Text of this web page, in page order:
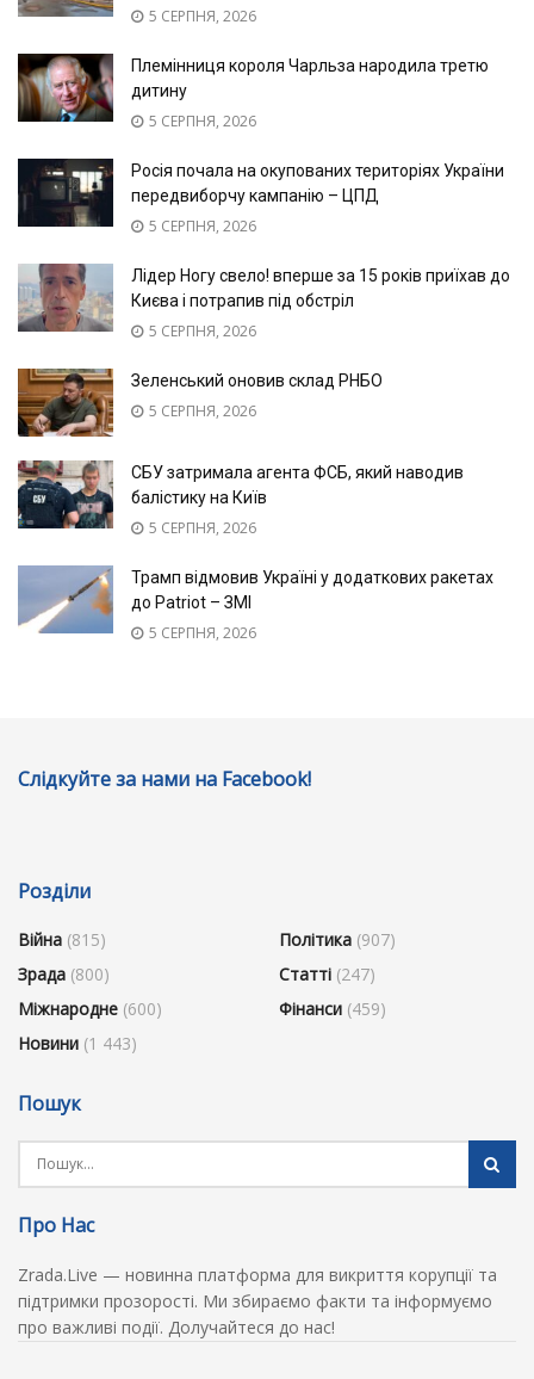
5 СЕРПНЯ, 2026
Племінниця короля Чарльза народила третю
дитину
5 СЕРПНЯ, 2026
Росія почала на окупованих територіях України
передвиборчу кампанію – ЦПД
5 СЕРПНЯ, 2026
Лідер Ногу свело! вперше за 15 років приїхав до
Києва і потрапив під обстріл
5 СЕРПНЯ, 2026
Зеленський оновив склад РНБО
5 СЕРПНЯ, 2026
СБУ затримала агента ФСБ, який наводив
балістику на Київ
5 СЕРПНЯ, 2026
Трамп відмовив Україні у додаткових ракетах
до Patriot – ЗМІ
5 СЕРПНЯ, 2026
Слідкуйте за нами на Facebook!
Розділи
Війна (815)
Зрада (800)
Міжнародне (600)
Новини (1 443)
Політика (907)
Статті (247)
Фінанси (459)
Пошук
Про Нас
Zrada.Live — новинна платформа для викриття корупції та
підтримки прозорості. Ми збираємо факти та інформуємо
про важливі події. Долучайтеся до нас!